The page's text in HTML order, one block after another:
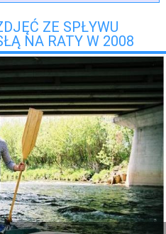
ZE SPŁYWU
NA RATY W 2008